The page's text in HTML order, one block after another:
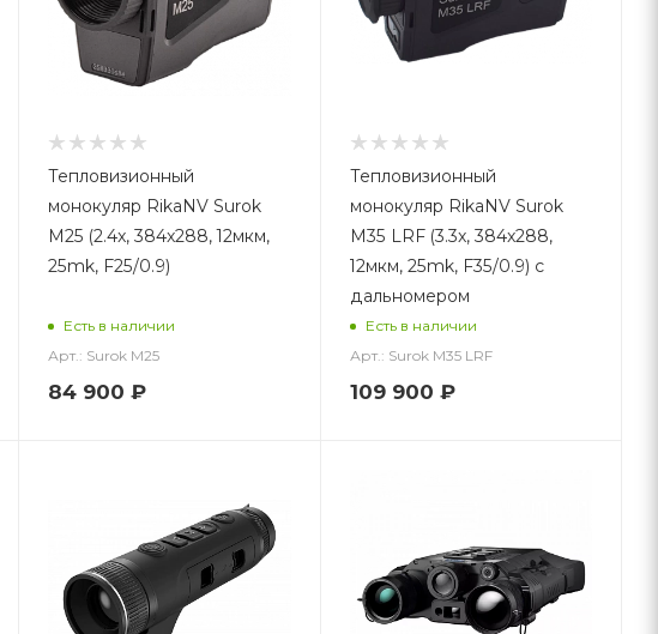
Тепловизионный
монокуляр RikaNV Surok
M25 (2.4x, 384x288, 12мкм,
25mk, F25/0.9)
Есть в наличии
Арт.: Surok M25
84 900 ₽
Тепловизионный
монокуляр RikaNV Surok
M35 LRF (3.3x, 384x288,
12мкм, 25mk, F35/0.9) с
дальномером
Есть в наличии
Арт.: Surok M35 LRF
109 900 ₽